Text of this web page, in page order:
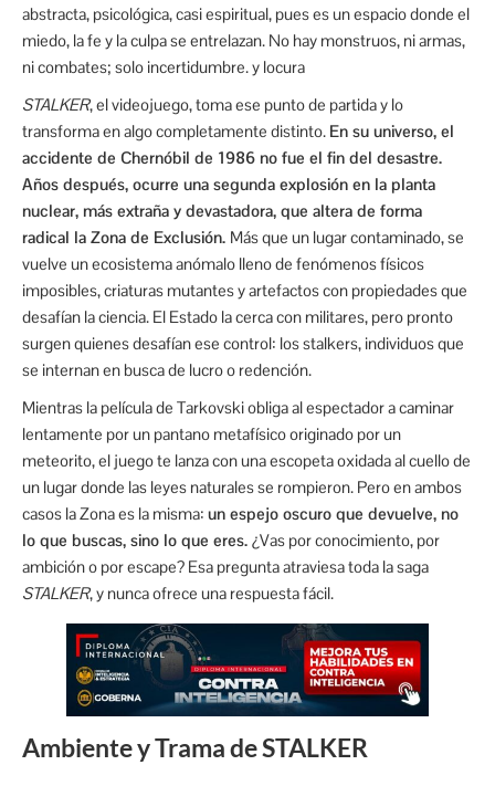
abstracta, psicológica, casi espiritual, pues es un espacio donde el
miedo, la fe y la culpa se entrelazan. No hay monstruos, ni armas,
ni combates; solo incertidumbre. y locura
STALKER, el videojuego, toma ese punto de partida y lo
transforma en algo completamente distinto. En su universo, el
accidente de Chernóbil de 1986 no fue el fin del desastre.
Años después, ocurre una segunda explosión en la planta
nuclear, más extraña y devastadora, que altera de forma
radical la Zona de Exclusión. Más que un lugar contaminado, se
vuelve un ecosistema anómalo lleno de fenómenos físicos
imposibles, criaturas mutantes y artefactos con propiedades que
desafían la ciencia. El Estado la cerca con militares, pero pronto
surgen quienes desafían ese control: los stalkers, individuos que
se internan en busca de lucro o redención.
Mientras la película de Tarkovski obliga al espectador a caminar
lentamente por un pantano metafísico originado por un
meteorito, el juego te lanza con una escopeta oxidada al cuello de
un lugar donde las leyes naturales se rompieron. Pero en ambos
casos la Zona es la misma: un espejo oscuro que devuelve, no
lo que buscas, sino lo que eres. ¿Vas por conocimiento, por
ambición o por escape? Esa pregunta atraviesa toda la saga
STALKER, y nunca ofrece una respuesta fácil.
Ambiente y Trama de STALKER